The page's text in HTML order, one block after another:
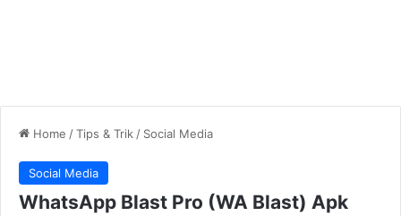
Home /Tips & Trik / Social Media
Social Media
WhatsApp Blast Pro (WA Blast) Apk